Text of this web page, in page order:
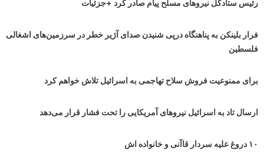
رئیس ستادکل نیروهای مسلح پیام صادر کرد +جزئیات
فرار بلینکن به پناهنگاه درپی شنیدن صدای آژیر خطر در سرزمین‌های اشغالی
فلسطین
برای ممنوعیت فروش سلاح تهاجمی به اسرائیل تلاش خواهم کرد
ارسال تاد به اسرائیل نیروهای آمریکایی را تحت فشار قرار می‌دهد
۱۰ دروغ علیه سردار قاآنی و خانواده اش